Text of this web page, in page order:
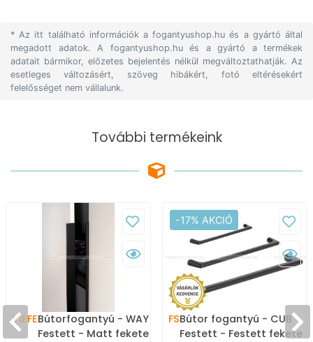
* Az itt található információk a fogantyushop.hu és a gyártó által
megadott adatok. A fogantyushop.hu és a gyártó a termékek
adatait bármikor, előzetes bejelentés nélkül megváltoztathatják. Az
esetleges változásért, szöveg hibákért, fotó eltérésekért
felelősséget nem vállalunk.
További termékeink
VIEFEBútorfogantyú - WAY
Festett - Matt fekete L09
-17% AKCIÓ
FSBútor fogantyú - CUB
Festett - Festett fekete